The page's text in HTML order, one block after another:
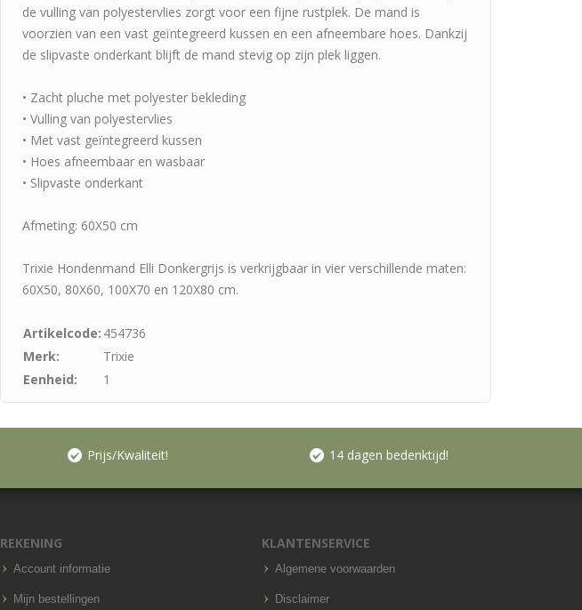
de vulling van polyestervlies zorgt voor een fijne rustplek. De mand is
voorzien van een vast geïntegreerd kussen en een afneembare hoes. Dankzij
de slipvaste onderkant blijft de mand stevig op zijn plek liggen.
• Zacht pluche met polyester bekleding
• Vulling van polyestervlies
• Met vast geïntegreerd kussen
• Hoes afneembaar en wasbaar
• Slipvaste onderkant
Afmeting: 60X50 cm
Trixie Hondenmand Elli Donkergrijs is verkrijgbaar in vier verschillende maten:
60X50, 80X60, 100X70 en 120X80 cm.
Artikelcode: 454736
Merk:
Trixie
Eenheid:
1
Prijs/Kwaliteit! 14 dagen bedenktijd!
REKENING
Account informatie
Mijn bestellingen
KLANTENSERVICE
Algemene voorwaarden
Disclaimer